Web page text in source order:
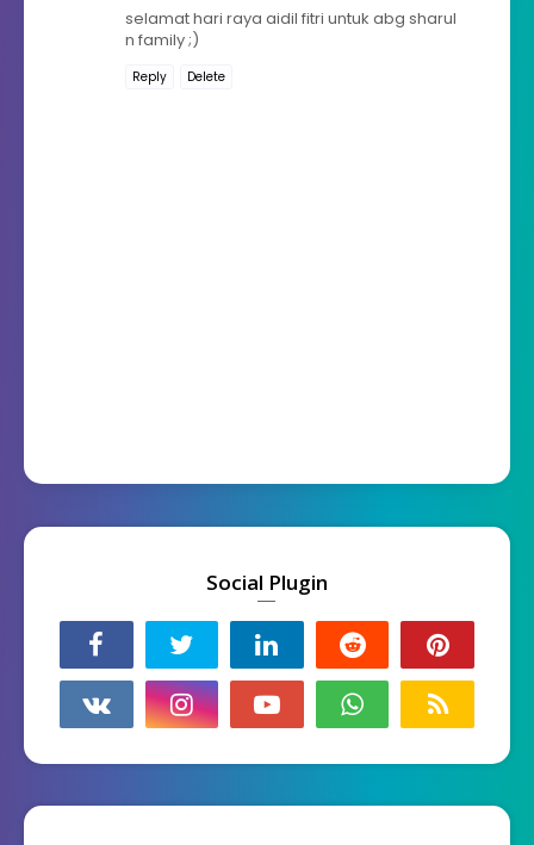
selamat hari raya aidil fitri untuk abg sharul
n family ;)
Reply Delete
Social Plugin